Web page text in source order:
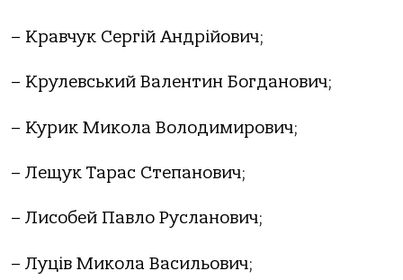
– Кравчук Сергій Андрійович;
– Крулевський Валентин Богданович;
– Курик Микола Володимирович;
– Лещук Тарас Степанович;
– Лисобей Павло Русланович;
– Луців Микола Васильович;